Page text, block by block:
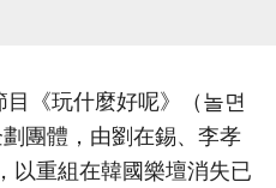
《玩什麼好呢》（놀면
團體，由劉在錫、李孝
以重組在韓國樂壇消失已